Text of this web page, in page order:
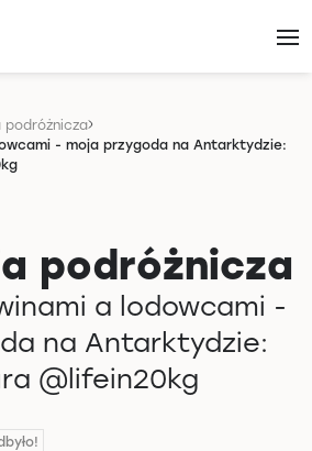
podróżnicza
- moja przygoda na Antarktydzie:
podróżnicza
a lodowcami -
na Antarktydzie:
@lifein20kg